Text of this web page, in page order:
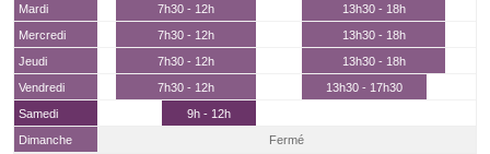
Mardi
7h30 - 12h
13h30 - 18h
Mercredi
7h30 - 12h
13h30 - 18h
Jeudi
7h30 - 12h
13h30 - 18h
Vendredi
7h30 - 12h
13h30 - 17h30
Samedi
9h - 12h
Dimanche
Fermé